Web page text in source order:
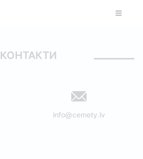
КОНТАКТИ
info@cemety.lv